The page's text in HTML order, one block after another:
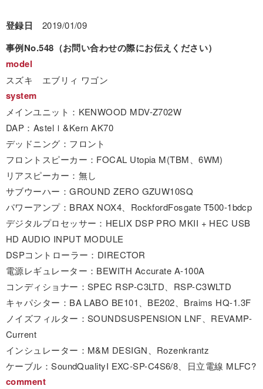
登録日 2019/01/09
事例No.548（お問い合わせの際にお伝えください）
model
スズキ エブリィ ワゴン
system
メインユニット：KENWOOD MDV-Z702W
DAP：Astelｌ&Kern AK70
デッドニング：フロント
フロントスピーカー：FOCAL Utopia M(TBM、6WM)
リアスピーカー：無し
サブウーハー：GROUND ZERO GZUW10SQ
パワーアンプ：BRAX NOX4、RockfordFosgate T500-1bdcp
デジタルプロセッサー：HELIX DSP PRO MKII + HEC USB
HD AUDIO INPUT MODULE
DSPコントローラー：DIRECTOR
電源レギュレーター：BEWITH Accurate A-100A
コンディショナー：SPEC RSP-C3LTD、RSP-C3WLTD
キャパシター：BA LABO BE101、BE202、Braims HQ-1.3F
ノイズフィルター：SOUNDSUSPENSION LNF、REVAMP-
Current
インシュレーター：M&M DESIGN、Rozenkrantz
ケーブル：SoundQualityI EXC-SP-C4S6/8、日立電線 MLFC?
comment